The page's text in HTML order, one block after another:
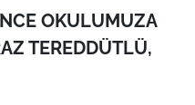
OKULUMUZA
TEREDDÜTLÜ,